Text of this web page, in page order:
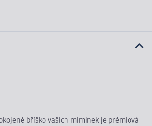
bříško vašich miminek je prémiová